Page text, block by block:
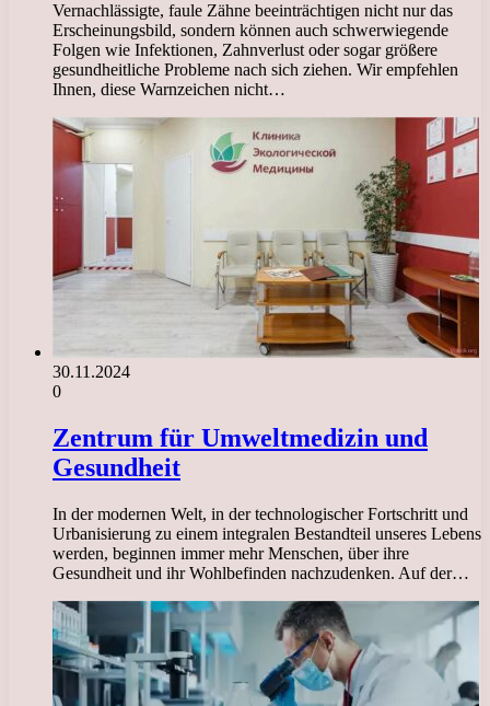
Vernachlässigte, faule Zähne beeinträchtigen nicht nur das
Erscheinungsbild, sondern können auch schwerwiegende
Folgen wie Infektionen, Zahnverlust oder sogar größere
gesundheitliche Probleme nach sich ziehen. Wir empfehlen
Ihnen, diese Warnzeichen nicht…
30.11.2024
0
Zentrum für Umweltmedizin und
Gesundheit
In der modernen Welt, in der technologischer Fortschritt und
Urbanisierung zu einem integralen Bestandteil unseres Lebens
werden, beginnen immer mehr Menschen, über ihre
Gesundheit und ihr Wohlbefinden nachzudenken. Auf der…